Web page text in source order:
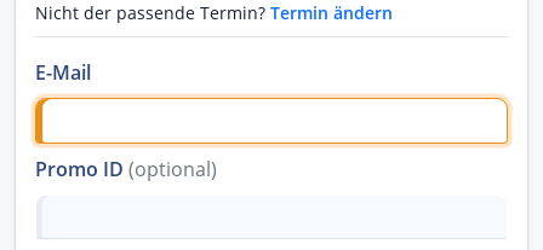
Nicht der passende Termin? Termin ändern
E-Mail
Promo ID (optional)